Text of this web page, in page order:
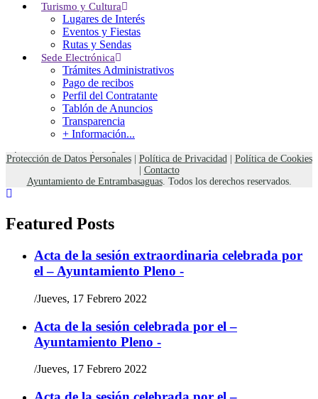
Turismo y Cultura
Lugares de Interés
Eventos y Fiestas
Rutas y Sendas
Sede Electrónica
Trámites Administrativos
Pago de recibos
Perfil del Contratante
Tablón de Anuncios
Transparencia
+ Información...
Noticias
Calendario del Contribuyente 2026
Normativa Urbanística
Calendario Punto Limpio Móvil 2026
Bono Social de Electricidad
El Tiempo
Weather details can not be fetched from
Protección de Datos Personales| Política de Privacidad| Política de Cookies
Contacto
Ayuntamiento de Entrambasaguas. Todos los derechos reservados.
Featured Posts
Acta de la sesión extraordinaria celebrada por
el – Ayuntamiento Pleno -
/Jueves, 17 Febrero 2022
Acta de la sesión celebrada por el –
Ayuntamiento Pleno -
/Jueves, 17 Febrero 2022